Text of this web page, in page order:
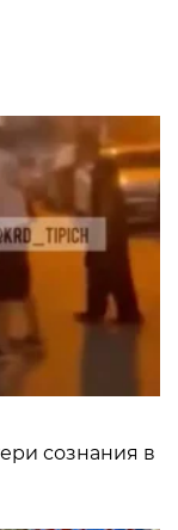
сознания в